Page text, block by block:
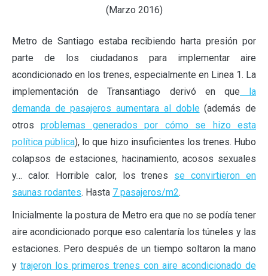
(Marzo 2016)
Metro de Santiago estaba recibiendo harta presión por
parte de los ciudadanos para implementar aire
acondicionado en los trenes, especialmente en Linea 1. La
implementación de Transantiago derivó en que la
demanda de pasajeros aumentara al doble(además de
otrosproblemas generados por cómo se hizo esta
política pública), lo que hizo insuficientes los trenes. Hubo
colapsos de estaciones, hacinamiento, acosos sexuales
y… calor. Horrible calor, los trenes se convirtieron en
saunas rodantes. Hasta 7 pasajeros/m2.
Inicialmente la postura de Metro era que no se podía tener
aire acondicionado porque eso calentaría los túneles y las
estaciones. Pero después de un tiempo soltaron la mano
y trajeron los primeros trenes con aire acondicionado de